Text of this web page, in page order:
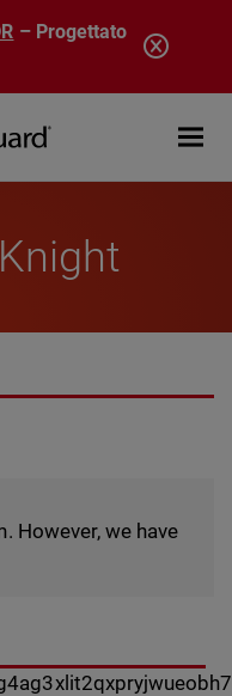
– Progettato
Open
However, we have